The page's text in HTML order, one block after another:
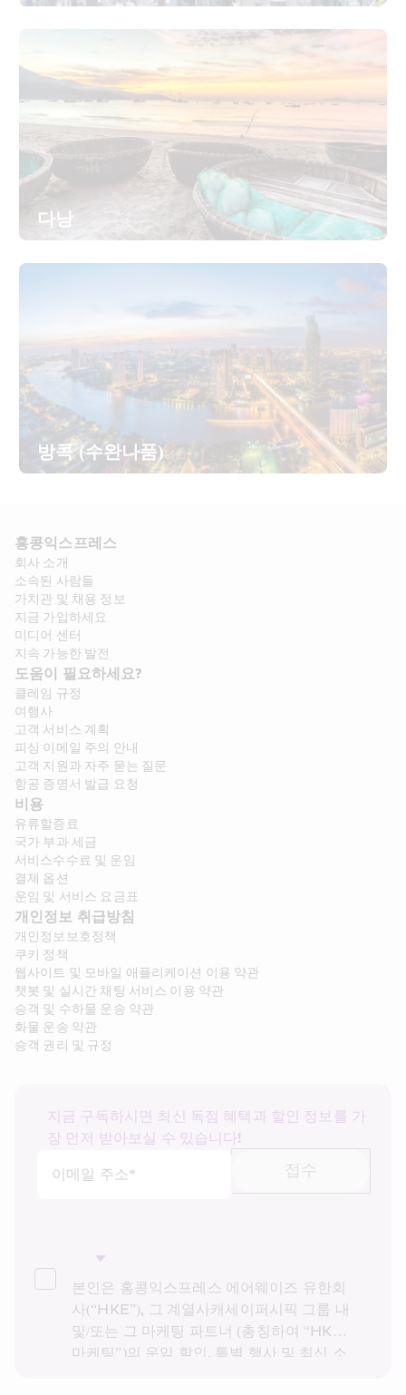
다낭
방콕 (수완나품)
홍콩익스프레스​
회사 소개​
소속된 사람들
가치관 및 채용 정보​
지금 가입하세요
미디어 센터
지속 가능한 발전
도움이 필요하세요?
클레임 규정
여행사
고객 서비스 계획
피싱 이메일 주의 안내
고객 지원과 자주 묻는 질문
항공 증명서 발급 요청
비용
유류할증료
국가 부과 세금
서비스수수료 및 운임
결제 옵션
운임 및 서비스 요금표
개인정보 취급방침
개인정보보호정책
쿠키 정책
웹사이트 및 모바일 애플리케이션 이용 약관
챗봇 및 실시간 채팅 서비스 이용 약관
승객 및 수하물 운송 약관
화물 운송 약관
승객 권리 및 규정
지금 구독하시면 최신 독점 혜택과 할인 정보를 가
장 먼저 받아보실 수 있습니다!
이메일 주소*
접수
본인은 홍콩익스프레스 에어웨이즈 유한회
사(“HKE”), 그 계열사캐세이퍼시픽 그룹 내
및/또는 그 마케팅 파트너 (총칭하여 “HKE
마케팅”)의 운임 할인, 특별 행사 및 최신 소